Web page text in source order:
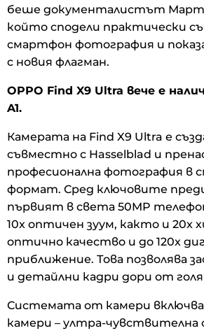
беше документалистът
който сподели практически
смартфон фотография и
с новия флагман.
OPPO Find X9 Ultra вече е
A1.
Камерата на Find X9 Ultra е
съвместно с Hasselblad и
професионална фотография в
формат. Сред ключовите
първият в света 50MP
10x оптичен зуум, както и 20x
оптично качество и до 120x
приближение. Това позволява
и детайлни кадри дори от
Системата от камери
камери – ултра-чувствителна